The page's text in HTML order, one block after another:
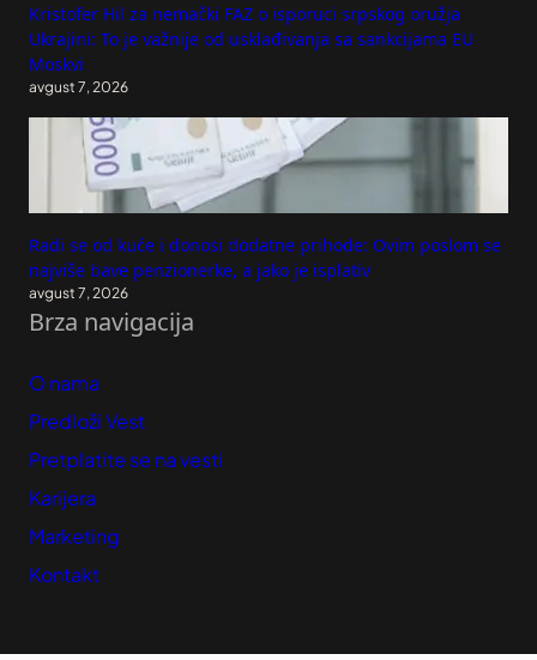
Kristofer Hil za nemački FAZ o isporuci srpskog oružja
Ukrajini: To je važnije od usklađivanja sa sankcijama EU
Moskvi
avgust 7, 2026
Radi se od kuće i donosi dodatne prihode: Ovim poslom se
najviše bave penzionerke, a jako je isplativ
avgust 7, 2026
Brza navigacija
O nama
Predloži Vest
Pretplatite se na vesti
Karijera
Marketing
Kontakt